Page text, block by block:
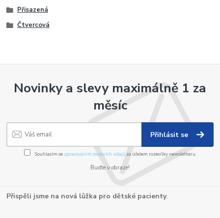
Přisazená
Čtvercová
Novinky a slevy maximálně 1 za
měsíc
Přihlásit se
Souhlasím se zpracováním osobních údajůza účelem rozesílky newsletteru.
Buďte v obraze!
Přispěli jsme na nová lůžka pro dětské pacienty.